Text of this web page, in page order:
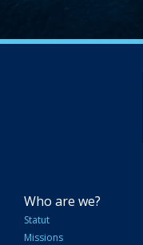
NAVIGATION
PRINCIPALE
Who are we?
Statut
Missions